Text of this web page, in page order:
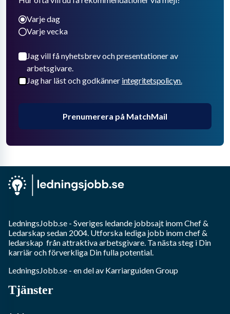
Varje dag
Varje vecka
Jag vill få nyhetsbrev och presentationer av
arbetsgivare.
Jag har läst och godkänner integritetspolicyn.
Prenumerera på MatchMail
LedningsJobb.se - Sveriges ledande jobbsajt inomChef &
Ledarskapsedan 2004. Utforska lediga jobb inomchef &
ledarskap från attraktiva arbetsgivare. Ta nästa steg i Din
karriär och förverkliga Din fulla potential.
LedningsJobb.se - en del av Karriarguiden Group
Tjänster